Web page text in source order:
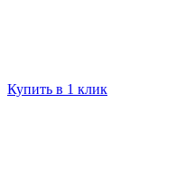
Купить в 1 клик